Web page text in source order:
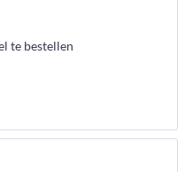
te bestellen